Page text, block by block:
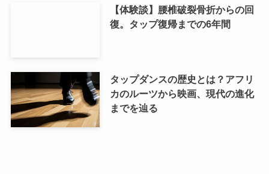
【体験談】腰椎破裂骨折からの回
復。タップ復帰までの6年間
タップダンスの歴史とは？アフリ
カのルーツから映画、現代の進化
までを辿る